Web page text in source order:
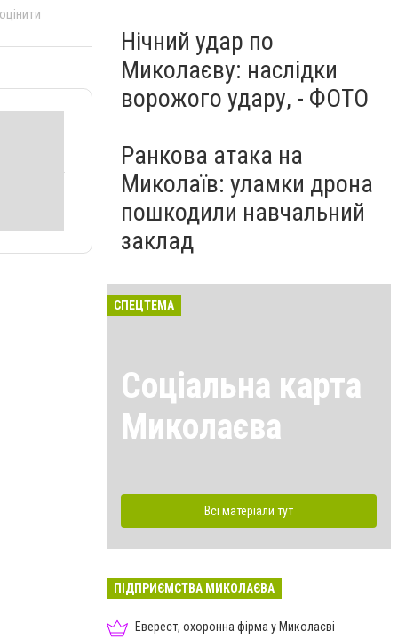
Нічний удар по
Миколаєву: наслідки
ворожого удару, - ФОТО
Ранкова атака на
Миколаїв: уламки дрона
пошкодили навчальний
заклад
СПЕЦТЕМА
Соціальна карта
Миколаєва
Всі матеріали тут
ПІДПРИЄМСТВА МИКОЛАЄВА
Еверест, охоронна фірма у Миколаєві